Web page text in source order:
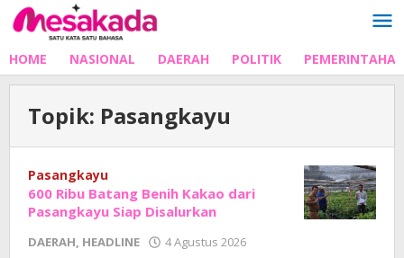
Lewati
ke
HOME NASIONAL DAERAH POLITIK
Topik: Pasangkayu
Pasangkayu
600 Ribu Batang Benih Kakao dari
Pasangkayu Siap Disalurkan
DAERAH, HEADLINE 4 Agustus 2026